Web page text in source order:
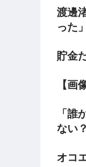
渡邊
った」
貯金
【画
「誰
ない
オコ